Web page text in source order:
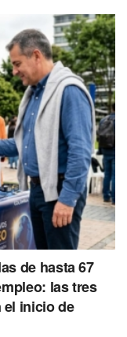
de hasta 67
las tres
el inicio de